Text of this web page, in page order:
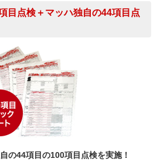
目点検＋マッハ独自の44項目点
の44項目の100項目点検を実施！